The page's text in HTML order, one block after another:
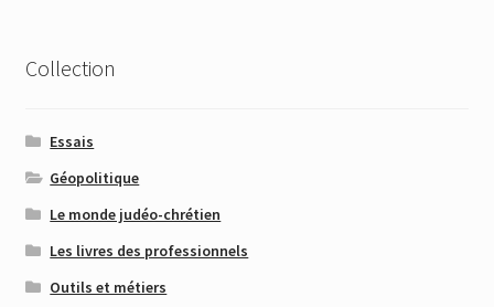
Collection
Essais
Géopolitique
Le monde judéo-chrétien
Les livres des professionnels
Outils et métiers